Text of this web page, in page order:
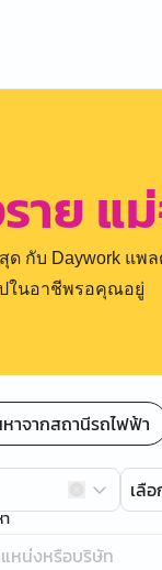
าย แ
กับ Daywork แพ
ปในอาชีพรอคุณอยู่
าจากสถานีรถไฟฟ้า
เลื